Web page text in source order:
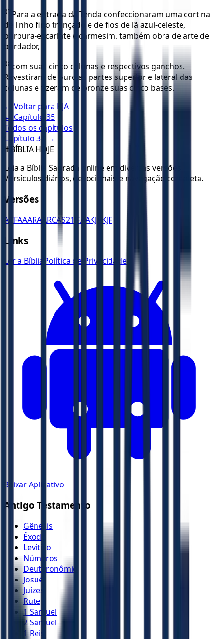
37 Para a entrada da Tenda confeccionaram uma cortina
de linho fino trançado e de fios de lã azul-celeste,
púrpura-escarlate e carmesim, também obra de arte de
bordador,
38 com suas cinco colunas e respectivos ganchos.
Revestiram de ouro as partes superior e lateral das
colunas e fizeram de bronze suas cinco bases.
← Voltar para KJA
← Capítulo 35
Todos os capítulos
Capítulo 37
→
✝️ BÍBLIA HOJE
Leia a Bíblia Sagrada online em diversas versões.
Versículos diários, devocionais e navegação completa.
Versões
ACFAAARA ARCAS21 JFAAKJA KJF
Links
Ler a Bíblia Política de Privacidade
Baixar Aplicativo
Antigo Testamento
Gênesis
Êxodo
Levítico
Números
Deuteronômio
Josué
Juízes
Rute
1 Samuel
2 Samuel
1 Reis